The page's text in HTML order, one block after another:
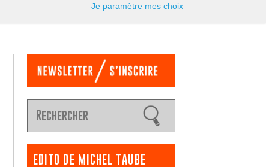
Je paramètre mes choix
NOUS
EDITO DE MICHEL TAUBE